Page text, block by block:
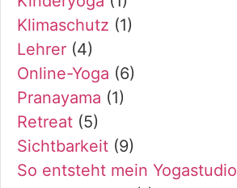
Klimaschutz (1)
Lehrer (4)
Online-Yoga (6)
Pranayama (1)
Retreat (5)
Sichtbarkeit (9)
So entsteht mein Yogastudio